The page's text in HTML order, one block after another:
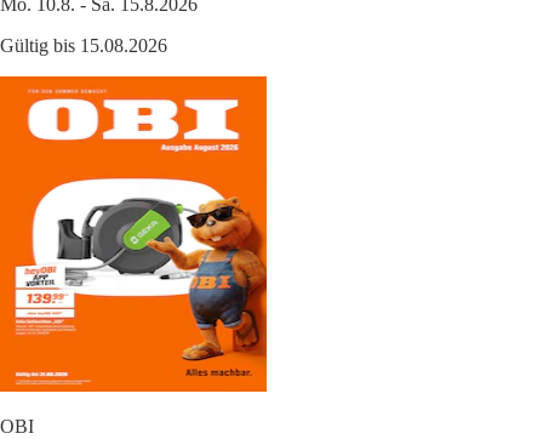
Mo. 10.8. - Sa. 15.8.2026
Gültig bis 15.08.2026
OBI